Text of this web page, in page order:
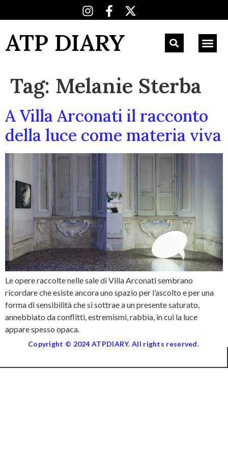
ATP DIARY
Tag: Melanie Sterba
A Villa Arconati il racconto
della luce come materia viva
Le opere raccolte nelle sale di Villa Arconati sembrano
ricordare che esiste ancora uno spazio per l’ascolto e per una
forma di sensibilità che si sottrae a un presente saturato,
annebbiato da conflitti, estremismi, rabbia, in cui la luce
appare spesso opaca.
Copyright © 2024 ATPDIARY. All rights reserved.